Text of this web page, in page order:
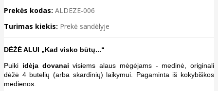
Prekės kodas: ALDEZE-006
Turimas kiekis: Prekė sandėlyje
DĖŽĖ ALUI „Kad visko būtų...“
Puiki idėja dovanai visiems alaus mėgėjams - medinė, originali
dėžė 4 butelių (arba skardinių) laikymui. Pagaminta iš kokybiškos
medienos.